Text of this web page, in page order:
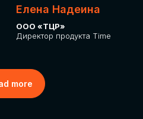
Елена Надеина
ООО «ТЦР»
Директор продукта Time
more